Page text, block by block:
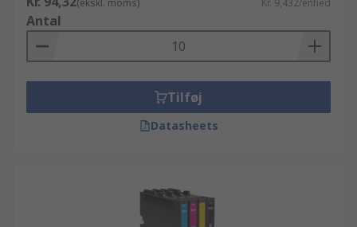
(ekskl. moms) Kr. 9,432/enhed
Antal
Tilføj
Datasheets